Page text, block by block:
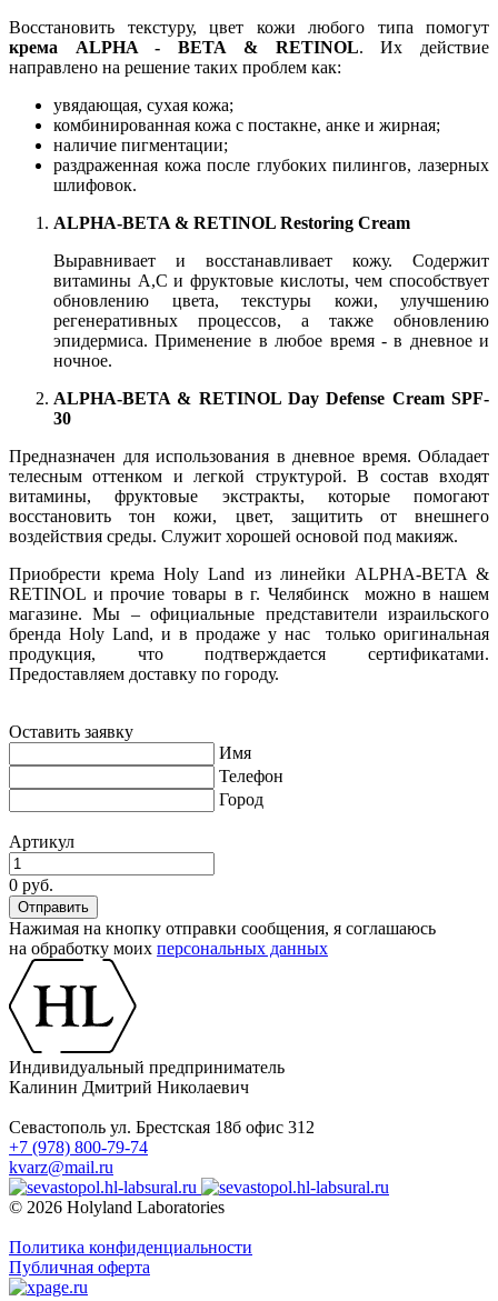
Восстановить текстуру, цвет кожи любого типа помогут
крема ALPHA - BETA & RETINOL. Их действие
направлено на решение таких проблем как:
увядающая, сухая кожа;
комбинированная кожа с постакне, анке и жирная;
наличие пигментации;
раздраженная кожа после глубоких пилингов, лазерных
шлифовок.
ALPHA-BETA & RETINOL Restoring Cream
Выравнивает и восстанавливает кожу. Содержит
витамины А,С и фруктовые кислоты, чем способствует
обновлению цвета, текстуры кожи, улучшению
регенеративных процессов, а также обновлению
эпидермиса. Применение в любое время - в дневное и
ночное.
ALPHA-BETA & RETINOL Day Defense Cream SPF-
30
Предназначен для использования в дневное время. Обладает
телесным оттенком и легкой структурой. В состав входят
витамины, фруктовые экстракты, которые помогают
восстановить тон кожи, цвет, защитить от внешнего
воздействия среды. Служит хорошей основой под макияж.
Приобрести крема Holy Land из линейки ALPHA-BETA &
RETINOL и прочие товары в г. Челябинск можно в нашем
магазине. Мы – официальные представители израильского
бренда Holy Land, и в продаже у нас только оригинальная
продукция, что подтверждается сертификатами.
Предоставляем доставку по городу.
Оставить заявку
Имя
Телефон
Город
Артикул
0 руб.
Нажимая на кнопку отправки сообщения, я соглашаюсь
на обработку моих персональных данных
Индивидуальный предприниматель
Калинин Дмитрий Николаевич
Севастополь ул. Брестская 18б офис 312
+7 (978) 800-79-74
kvarz@mail.ru
© 2026 Holyland Laboratories
Политика конфиденциальности
Публичная оферта